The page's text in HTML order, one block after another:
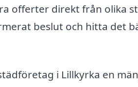
offerter direkt från olika
beslut och hitta det
i Lillkyrka en